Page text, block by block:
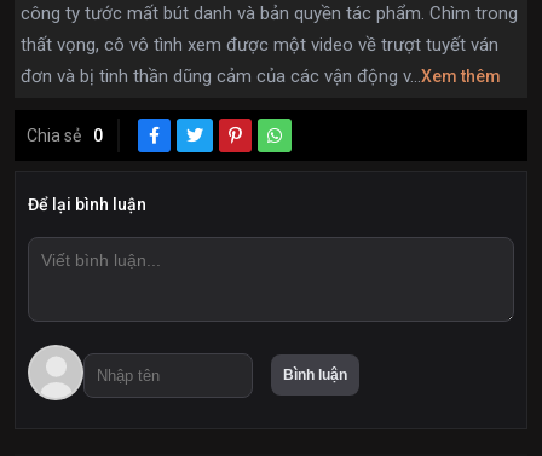
công ty tước mất bút danh và bản quyền tác phẩm. Chìm trong
thất vọng, cô vô tình xem được một video về trượt tuyết ván
đơn và bị tinh thần dũng cảm của các vận động v...Xem thêm
Chia sẻ 0
Để lại bình luận